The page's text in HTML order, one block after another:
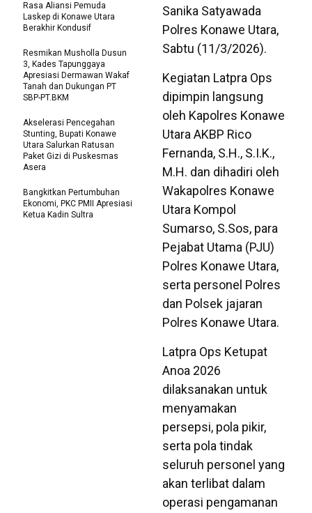
Sanika Satyawada
Polres Konawe Utara,
Sabtu (11/3/2026).
Kegiatan Latpra Ops
dipimpin langsung
oleh Kapolres Konawe
Utara AKBP Rico
Fernanda, S.H., S.I.K.,
M.H. dan dihadiri oleh
Wakapolres Konawe
Utara Kompol
Sumarso, S.Sos, para
Pejabat Utama (PJU)
Polres Konawe Utara,
serta personel Polres
dan Polsek jajaran
Polres Konawe Utara.
Latpra Ops Ketupat
Anoa 2026
dilaksanakan untuk
menyamakan
persepsi, pola pikir,
serta pola tindak
seluruh personel yang
akan terlibat dalam
operasi pengamanan
Rasa Aliansi Pemuda
Laskep di Konawe Utara
Berakhir Kondusif
Resmikan Musholla Dusun
3, Kades Tapunggaya
Apresiasi Dermawan Wakaf
Tanah dan Dukungan PT
SBP-PT.BKM
Akselerasi Pencegahan
Stunting, Bupati Konawe
Utara Salurkan Ratusan
Paket Gizi di Puskesmas
Asera
Bangkitkan Pertumbuhan
Ekonomi, PKC PMII Apresiasi
Ketua Kadin Sultra